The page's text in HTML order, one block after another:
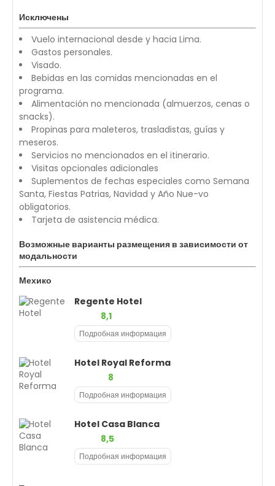
Исключены
Vuelo internacional desde y hacia Lima.
Gastos personales.
Visado.
Bebidas en las comidas mencionadas en el
programa.
Alimentación no mencionada (almuerzos, cenas o
snacks).
Propinas para maleteros, trasladistas, guías y
meseros.
Servicios no mencionados en el itinerario.
Visitas opcionales adicionales
Suplementos de fechas especiales como Semana
Santa, Fiestas Patrias, Navidad y Año Nue-vo
obligatorios.
Tarjeta de asistencia médica.
Возможные варианты размещения в зависимости от
модальности
Мехико
Regente Hotel
8,1
Подробная информация
Hotel Royal Reforma
8
Подробная информация
Hotel Casa Blanca
8,5
Подробная информация